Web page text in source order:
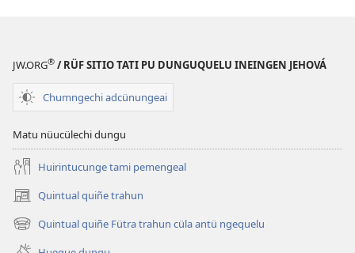
Iñche
Dios
JW.ORG® / RÜF SITIO TATI PU DUNGUQUELU INEINGEN JEHOVÁ
Chumngechi adcünungeai
Matu nüucülechi dungu
Huirintucunge tami pemengeal
Quintual quiñe trahun
(peafiel
quiñe
hue
pestaña
Quintual quiñe Fütra trahun cüla antü ngequelu
(peafiel
quiñe